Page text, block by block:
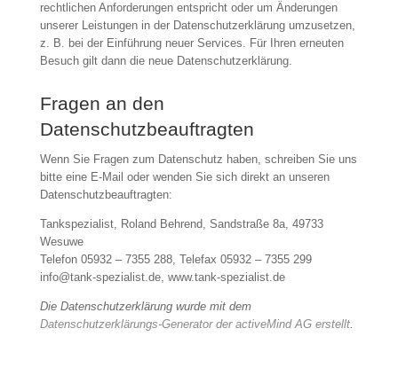
rechtlichen Anforderungen entspricht oder um Änderungen
unserer Leistungen in der Datenschutzerklärung umzusetzen,
z. B. bei der Einführung neuer Services. Für Ihren erneuten
Besuch gilt dann die neue Datenschutzerklärung.
Fragen an den
Datenschutzbeauftragten
Wenn Sie Fragen zum Datenschutz haben, schreiben Sie uns
bitte eine E-Mail oder wenden Sie sich direkt an unseren
Datenschutzbeauftragten:
Tankspezialist, Roland Behrend, Sandstraße 8a, 49733
Wesuwe
Telefon 05932 – 7355 288, Telefax 05932 – 7355 299
info@tank-spezialist.de, www.tank-spezialist.de
Die Datenschutzerklärung wurde mit dem
Datenschutzerklärungs-Generator der activeMind AG erstellt.